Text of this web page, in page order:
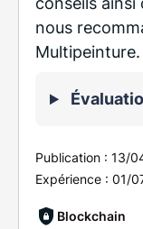
nous
Multipeinture.
Publication : 13/
Expérience : 01/
Blockchain